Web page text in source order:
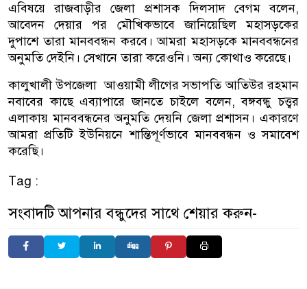
এবিষয়ে রাজবাড়ীর জেলা প্রশাসক দিলসাদ বেগম বলেন,
আবেদন দেয়ার পর মৌখিকভাবে জানিয়েছিল মহাসড়কের
দুপাশে তারা মানববন্ধন করবে। আমরা মহাসড়কে মানববন্ধনের
অনুমতি দেইনি। সেখানে তারা করেওনি। অন্য কোথাও করেছে।
কালুখালী উপজেলা আওয়ামী লীগের সভাপতি আতিউর রহমান
নবাবের কাছে এব্যাপারে জানতে চাইলে বলেন, বঙ্গবন্ধু চত্ত্বর
এলাকায় মানববন্ধনের অনুমতি দেয়নি জেলা প্রশাসন। একারণে
আমরা প্রতিটি ইউনিয়নে শান্তিপূর্ণভাবে মানববন্ধন ও সমাবেশ
করেছি।
Tag :
সংবাদটি আপনার বন্ধুদের সাথে শেয়ার করুন-